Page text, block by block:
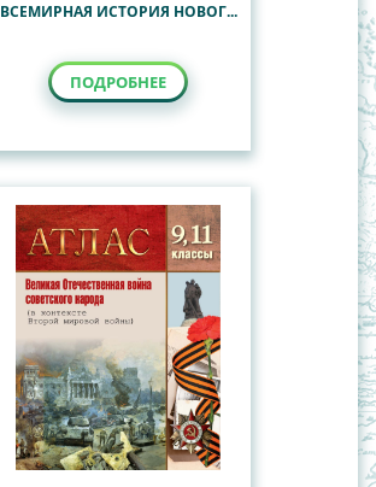
ВСЕМИРНАЯ ИСТОРИЯ НОВОГ...
ПОДРОБНЕЕ